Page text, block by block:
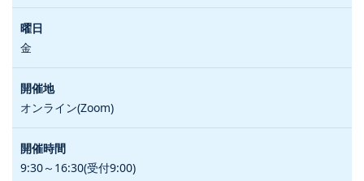
金
オンライン(Zoom)
9:30～16:30(受付9:00)